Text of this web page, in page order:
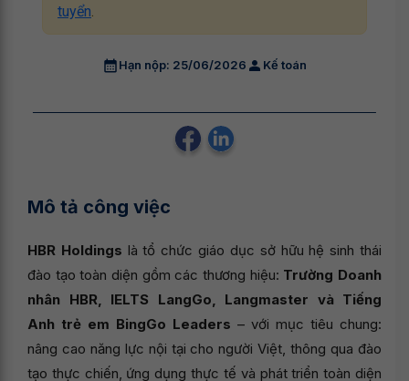
tuyển.
Hạn nộp: 25/06/2026 Kế toán
Mô tả công việc
HBR Holdings là tổ chức giáo dục sở hữu hệ sinh thái
đào tạo toàn diện gồm các thương hiệu: Trường Doanh
nhân HBR, IELTS LangGo, Langmaster và Tiếng
Anh trẻ em BingGo Leaders – với mục tiêu chung:
nâng cao năng lực nội tại cho người Việt, thông qua đào
tạo thực chiến, ứng dụng thực tế và phát triển toàn diện